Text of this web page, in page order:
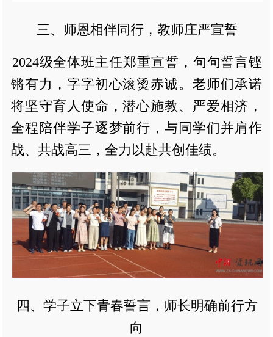
三、师恩相伴同行，教师庄严宣誓
2024级全体班主任郑重宣誓，句句誓言铿
锵有力，字字初心滚烫赤诚。老师们承诺
将坚守育人使命，潜心施教、严爱相济，
全程陪伴学子逐梦前行，与同学们并肩作
战、共战高三，全力以赴共创佳绩。
四、学子立下青春誓言，师长明确前行方
向